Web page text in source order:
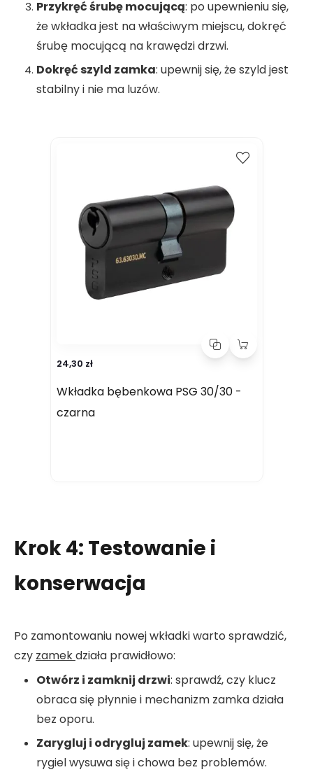
Przykręć śrubę mocującą: po upewnieniu się,
że wkładka jest na właściwym miejscu, dokręć
śrubę mocującą na krawędzi drzwi.
Dokręć szyld zamka: upewnij się, że szyld jest
stabilny i nie ma luzów.
24,30 zł
Wkładka bębenkowa PSG 30/30 -
czarna
Krok 4: Testowanie i
konserwacja
Po zamontowaniu nowej wkładki warto sprawdzić,
czy zamekdziała prawidłowo:
Otwórz i zamknij drzwi: sprawdź, czy klucz
obraca się płynnie i mechanizm zamka działa
bez oporu.
Zarygluj i odrygluj zamek: upewnij się, że
rygiel wysuwa się i chowa bez problemów.